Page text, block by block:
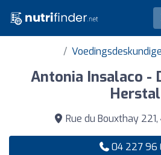
Antonia Insalaco -
Herstal
Rue du Bouxthay
04 227 96